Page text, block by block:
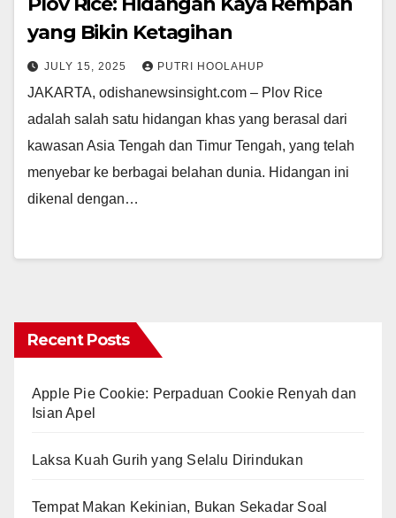
yang Bikin Ketagihan
JULY 15, 2025 PUTRI HOOLAHUP
JAKARTA, odishanewsinsight.com – Plov Rice
adalah salah satu hidangan khas yang berasal dari
kawasan Asia Tengah dan Timur Tengah, yang telah
menyebar ke berbagai belahan dunia. Hidangan ini
dikenal dengan…
Recent Posts
Apple Pie Cookie: Perpaduan Cookie Renyah dan
Isian Apel
Laksa Kuah Gurih yang Selalu Dirindukan
Tempat Makan Kekinian, Bukan Sekadar Soal